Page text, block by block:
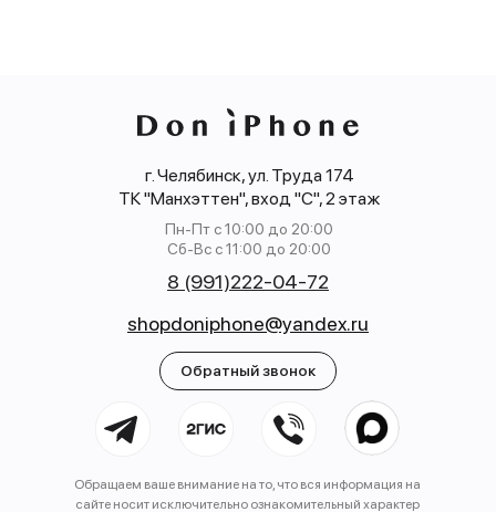
г. Челябинск, ул. Труда 174
ТК "Манхэттен", вход "С", 2 этаж
Пн-Пт с 10:00 до 20:00
Сб-Вс с 11:00 до 20:00
Обратный звонок
8 (991)222-04-72
shopdoniphone@yandex.ru
Обращаем ваше внимание на то, что вся информация на
сайте носит исключительно ознакомительный характер